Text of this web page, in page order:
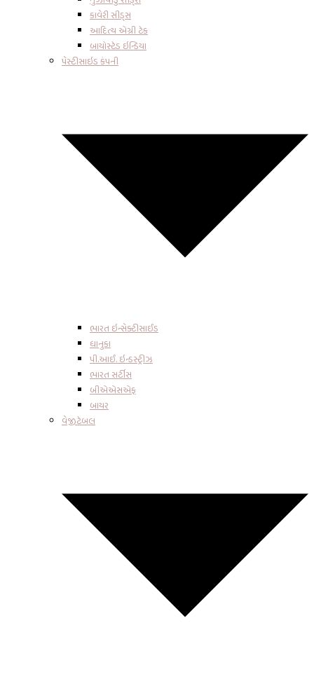
કાવેરી સીડ્સ
આદિત્ય એગ્રી ટેક
બાયોસ્ટેડ ઇન્ડિયા
પેસ્ટીસાઇડ કંપની
ભારત ઇન્સેક્ટીસાઈડ
ધાનુકા
પી.આઈ. ઇન્ડસ્ટ્રીઝ
ભારત સર્ટીસ
બીએએસએફ
બાયર
વેજીટેબલ